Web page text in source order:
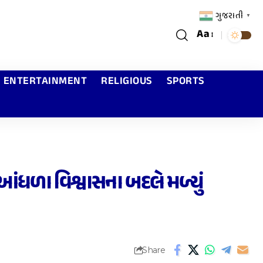
Aa
ENTERTAINMENT RELIGIOUS
SPORTS
આંધળા વિશ્વાસના બદલે મળ્યું
Share
ગુજરાતી ▼